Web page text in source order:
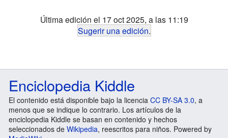
Última edición el 17 oct 2025, a las 11:19
Sugerir una edición.
Enciclopedia Kiddle
El contenido está disponible bajo la licencia CC BY-SA 3.0, a
menos que se indique lo contrario. Los artículos de la
enciclopedia Kiddle se basan en contenido y hechos
seleccionados de Wikipedia, reescritos para niños. Powered by